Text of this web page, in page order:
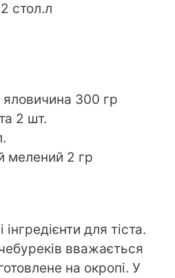
стол.л
300 гр
2 шт.
мелений 2 гр
інгредієнти для тіста.
вважається
на окропі. У